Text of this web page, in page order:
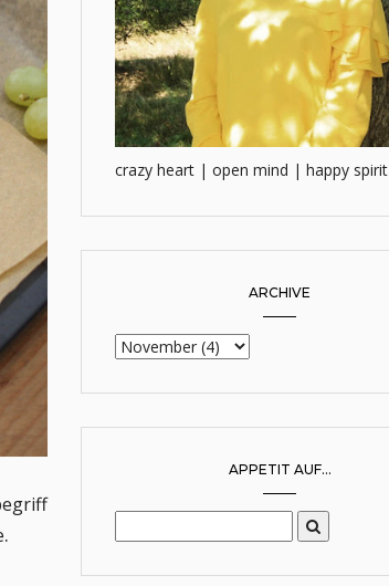
.
crazy heart | open mind | happy spirit
ARCHIVE
APPETIT AUF...